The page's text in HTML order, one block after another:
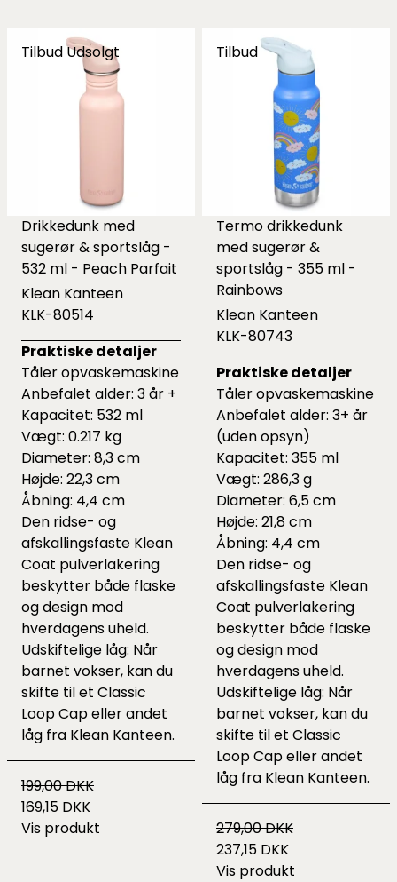
TilbudUdsolgt
Drikkedunk med
sugerør & sportslåg -
532 ml - Peach Parfait
Klean Kanteen
KLK-80514
Praktiske detaljer
Tåler opvaskemaskine
Anbefalet alder: 3 år +
Kapacitet: 532 ml
Vægt: 0.217 kg
Diameter: 8,3 cm
Højde: 22,3 cm
Åbning: 4,4 cm
Den ridse- og
afskallingsfaste Klean
Coat pulverlakering
beskytter både flaske
og design mod
hverdagens uheld.
Udskiftelige låg: Når
barnet vokser, kan du
skifte til et Classic
Loop Cap eller andet
låg fra Klean Kanteen.
199,00 DKK
169,15 DKK
Vis produkt
Tilbud
Termo drikkedunk
med sugerør &
sportslåg - 355 ml -
Rainbows
Klean Kanteen
KLK-80743
Praktiske detaljer
Tåler opvaskemaskine
Anbefalet alder: 3+ år
(uden opsyn)
Kapacitet: 355 ml
Vægt: 286,3 g
Diameter: 6,5 cm
Højde: 21,8 cm
Åbning: 4,4 cm
Den ridse- og
afskallingsfaste Klean
Coat pulverlakering
beskytter både flaske
og design mod
hverdagens uheld.
Udskiftelige låg: Når
barnet vokser, kan du
skifte til et Classic
Loop Cap eller andet
låg fra Klean Kanteen.
279,00 DKK
237,15 DKK
Vis produkt